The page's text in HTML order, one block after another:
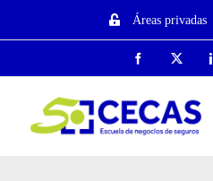
Áreas privadas
Facebook